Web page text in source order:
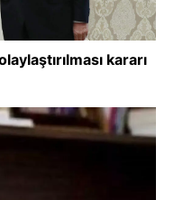
kararı